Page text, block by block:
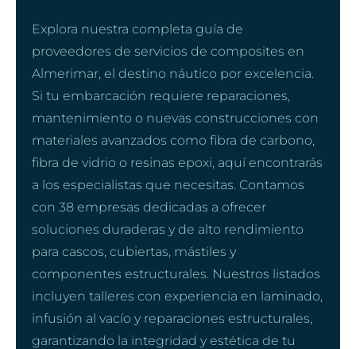
Explora nuestra completa guía de
proveedores de servicios de composites en
Almerimar, el destino náutico por excelencia.
Si tu embarcación requiere reparaciones,
mantenimiento o nuevas construcciones con
materiales avanzados como fibra de carbono,
fibra de vidrio o resinas epoxi, aquí encontrarás
a los especialistas que necesitas. Contamos
con 38 empresas dedicadas a ofrecer
soluciones duraderas y de alto rendimiento
para cascos, cubiertas, mástiles y
componentes estructurales. Nuestros listados
incluyen talleres con experiencia en laminado,
infusión al vacío y reparaciones estructurales,
garantizando la integridad y estética de tu